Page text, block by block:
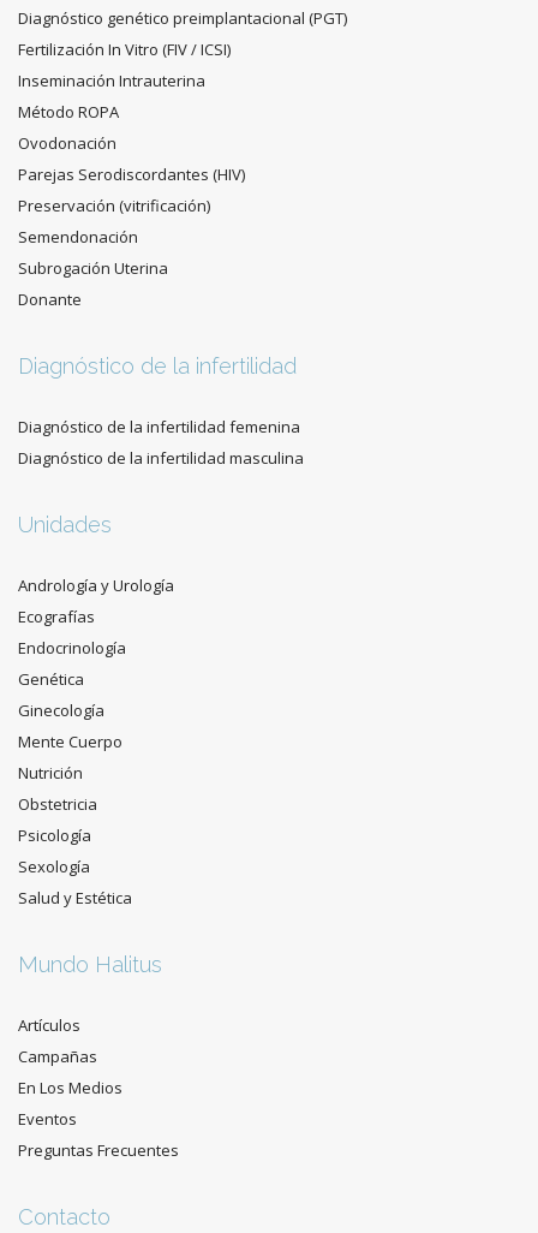
Diagnóstico genético preimplantacional (PGT)
Fertilización In Vitro (FIV / ICSI)
Inseminación Intrauterina
Método ROPA
Ovodonación
Parejas Serodiscordantes (HIV)
Preservación (vitrificación)
Semendonación
Subrogación Uterina
Donante
Diagnóstico de la infertilidad
Diagnóstico de la infertilidad femenina
Diagnóstico de la infertilidad masculina
Unidades
Andrología y Urología
Ecografías
Endocrinología
Genética
Ginecología
Mente Cuerpo
Nutrición
Obstetricia
Psicología
Sexología
Salud y Estética
Mundo Halitus
Artículos
Campañas
En Los Medios
Eventos
Preguntas Frecuentes
Contacto